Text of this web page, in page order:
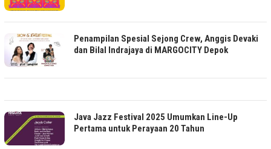
Penampilan Spesial Sejong Crew, Anggis Devaki
dan Bilal Indrajaya di MARGOCITY Depok
Java Jazz Festival 2025 Umumkan Line-Up
Pertama untuk Perayaan 20 Tahun